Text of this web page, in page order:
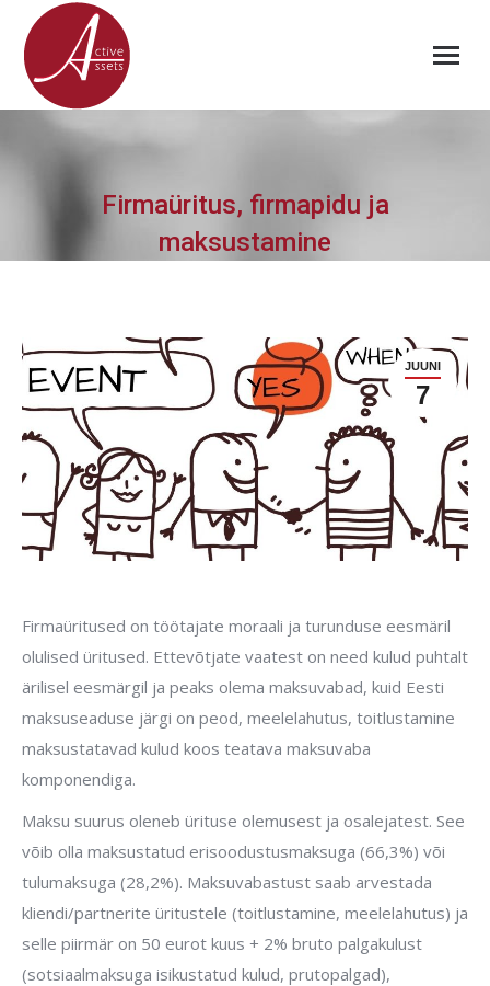
Firmaüritus, firmapidu ja
maksustamine
JUUNI
7
Firmaüritused on töötajate moraali ja turunduse eesmäril
olulised üritused. Ettevõtjate vaatest on need kulud puhtalt
ärilisel eesmärgil ja peaks olema maksuvabad, kuid Eesti
maksuseaduse järgi on peod, meelelahutus, toitlustamine
maksustatavad kulud koos teatava maksuvaba
komponendiga.
Maksu suurus oleneb ürituse olemusest ja osalejatest. See
võib olla maksustatud erisoodustusmaksuga (66,3%) või
tulumaksuga (28,2%). Maksuvabastust saab arvestada
kliendi/partnerite üritustele (toitlustamine, meelelahutus) ja
selle piirmär on 50 eurot kuus + 2% bruto palgakulust
(sotsiaalmaksuga isikustatud kulud, prutopalgad),